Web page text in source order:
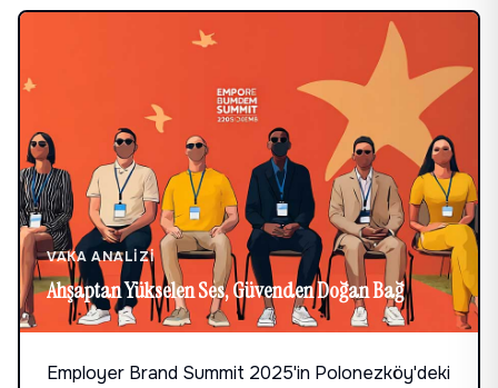
VAKA ANALIZI
Ahşaptan Yükselen Ses, Güvenden Doğan Bağ
Employer Brand Summit 2025'in Polonezköy'deki